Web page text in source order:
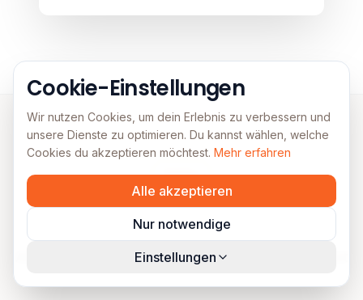
FAQs
Häufig gestellte Fragen
Alles, was du über Lead Generation wissen musst
Cookie-Einstellungen
Wir nutzen Cookies, um dein Erlebnis zu verbessern und
unsere Dienste zu optimieren. Du kannst wählen, welche
Cookies du akzeptieren möchtest. Mehr erfahren
Alle akzeptieren
Nur notwendige
Einstellungen